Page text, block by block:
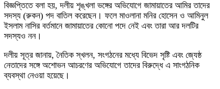
বিজ্ঞপ্তিতে বলা হয়, দলীয় শৃঙ্খলা ভঙ্গের অভিযোগে জামায়াতের আমির তাদের
সদস্য (রুকন) পদ বাতিল করেছেন। ফলে মাওলানা মনির হোসেন ও আমিনুল
ইসলাম নাসির বর্তমানে জামায়াতের কোনো পদে নেই এবং তারা আর দলটির
সদস্যও নন।
দলীয় সূত্র জানায়, নৈতিক স্খলন, সংগঠনের মধ্যে বিভেদ সৃষ্টি এবং জ্যেষ্ঠ
নেতাদের সঙ্গে অশোভন আচরণের অভিযোগে তাদের বিরুদ্ধে এ সাংগঠনিক
ব্যবস্থা নেওয়া হয়েছে।